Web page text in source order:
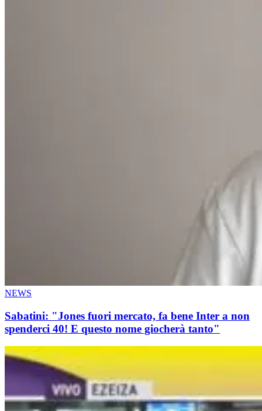
NEWS
Sabatini: "Jones fuori mercato, fa bene Inter a non
spenderci 40! E questo nome giocherà tanto"